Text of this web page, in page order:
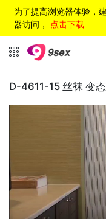
为了提高浏览器体验，
器访问， 点击下载
D-4611-15 丝袜 变